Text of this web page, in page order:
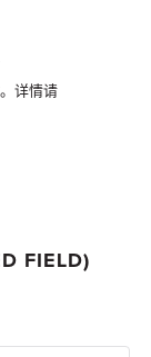
详情请
FIELD)